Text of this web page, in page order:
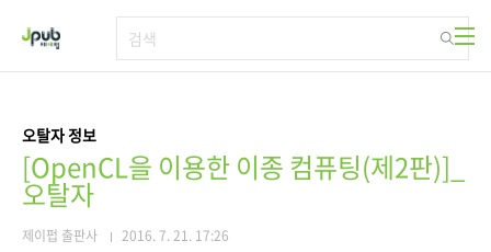
오탈자 정보
[OpenCL을 이용한 이종 컴퓨팅(제2판)]_
오탈자
제이펍 출판사 2016. 7. 21. 17:26